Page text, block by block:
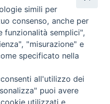
simili per
consenso, anche per
funzionalità semplici",
"misurazione" e
specificato nella
all'utilizzo dei
puoi avere